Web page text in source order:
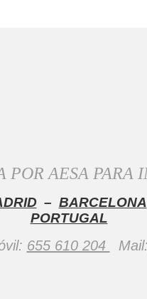
AESA PARA
– BARCELONA
PORTUGAL
655 610 204 Mail: